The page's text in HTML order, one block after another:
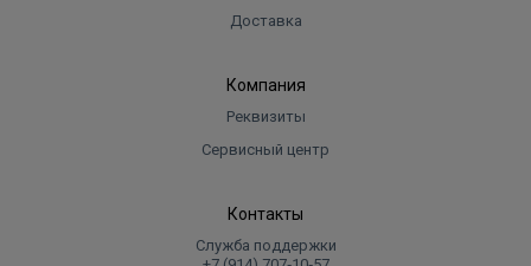
Доставка
Компания
Реквизиты
Сервисный центр
Контакты
Служба поддержки